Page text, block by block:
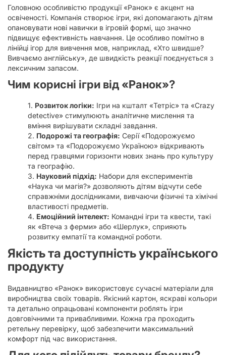
Головною особливістю продукції «Ранок» є акцент на
освіченості. Компанія створює ігри, які допомагають дітям
опановувати нові навички в ігровій формі, що значно
підвищує ефективність навчання. Це особливо помітно в
лінійці ігор для вивчення мов, наприклад, «Хто швидше?
Вивчаємо англійську», де швидкість реакції поєднується з
лексичним запасом.
Чим корисні ігри від «Ранок»?
Розвиток логіки: Ігри на кшталт «Тетріс» та «Crazy
detective» стимулюють аналітичне мислення та
вміння вирішувати складні завдання.
Подорожі та географія: Серії «Подорожуємо
світом» та «Подорожуємо Україною» відкривають
перед гравцями горизонти нових знань про культуру
та географію.
Науковий підхід: Набори для експериментів
«Наука чи магія?» дозволяють дітям відчути себе
справжніми дослідниками, вивчаючи фізичні та хімічні
властивості предметів.
Емоційний інтелект: Командні ігри та квести, такі
як «Втеча з ферми» або «Шерлук», сприяють
розвитку емпатії та командної роботи.
Якість та доступність українського
продукту
Видавництво «Ранок» використовує сучасні матеріали для
виробництва своїх товарів. Якісний картон, яскраві кольори
та детально опрацьовані компоненти роблять ігри
довговічними та привабливими. Кожна гра проходить
ретельну перевірку, щоб забезпечити максимальний
комфорт під час використання.